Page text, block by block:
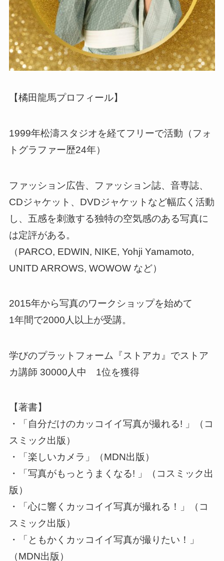
【橘田龍馬プロフィール】
1999年松濤スタジオを経てフリーで活動（フォ
トグラファー歴24年）
ファッション広告、ファッション誌、音専誌、
CDジャケット、DVDジャケットなど幅広く活動
し、五感を刺激する独特の空気感のある写真に
は定評がある。
（PARCO, EDWIN, NIKE, Yohji Yamamoto,
UNITD ARROWS, WOWOW など）
2015年から写真のワークショップを始めて
1年間で2000人以上が受講。
学びのプラットフォーム『ストアカ』でストア
カ講師 30000人中 1位を獲得
【著書】
・「自分だけのカッコイイ写真が撮れる! 」（コ
スミック出版）
・「楽しいカメラ」（MDN出版）
・「写真がもっとうまくなる! 」（コスミック出
版）
・「心に響くカッコイイ写真が撮れる！」（コ
スミック出版）
・「ともかくカッコイイ写真が撮りたい！」
（MDN出版）